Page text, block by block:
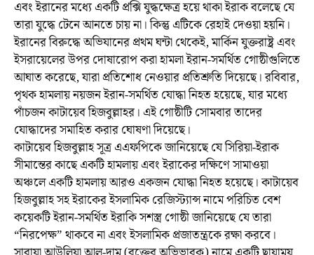
এবং ইরানের মধ্যে একটি প্রক্সি যুদ্ধক্ষেত্র হয়ে থাকা ইরাক বলেছে যে
তারা যুদ্ধে টেনে আনতে চায় না। কিন্তু এটিকে রেহাই দেওয়া হয়নি।
ইরানের বিরুদ্ধে অভিযানের প্রথম ঘন্টা থেকেই, মার্কিন যুক্তরাষ্ট্র এবং
ইসরায়েলের উপর দোষারোপ করা হামলা ইরান-সমর্থিত গোষ্ঠীগুলিতে
আঘাত করেছে, যারা প্রতিশোধ নেওয়ার প্রতিশ্রুতি দিয়েছে। রবিবার,
পৃথক হামলায় নয়জন ইরান-সমর্থিত যোদ্ধা নিহত হয়েছে, যার মধ্যে
পাঁচজন কাটায়েব হিজবুল্লাহর। এই গোষ্ঠীটি সোমবার তাদের
যোদ্ধাদের সমাহিত করার ঘোষণা দিয়েছে।
কাটায়েব হিজবুল্লাহ সূত্র এএফপিকে জানিয়েছে যে সিরিয়া-ইরাক
সীমান্তের কাছে একটি হামলায় এবং ইরাকের দক্ষিণে সামাওয়া
অঞ্চলে একটি হামলায় আরও একজন যোদ্ধা নিহত হয়েছে। কাটায়েব
হিজবুল্লাহ সহ ইরাকের ইসলামিক রেজিস্ট্যান্স নামে পরিচিত বেশ
কয়েকটি ইরান-সমর্থিত ইরাকি সশস্ত্র গোষ্ঠী জানিয়েছে যে তারা
“নিরপেক্ষ” থাকবে না এবং ইসলামিক প্রজাতন্ত্রকে রক্ষা করবে।